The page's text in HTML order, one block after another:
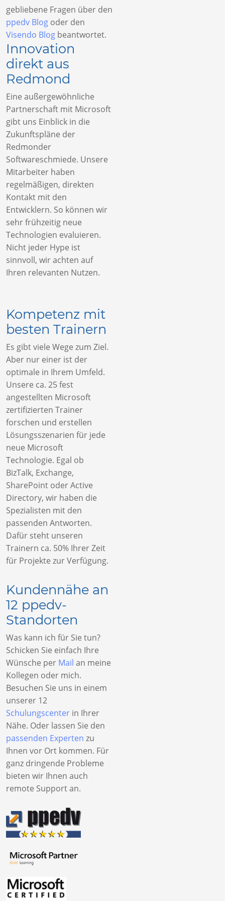
gebliebene Fragen über den
ppedv Blog oder den
Visendo Blog beantwortet.
Innovation
direkt aus
Redmond
Eine außergewöhnliche
Partnerschaft mit Microsoft
gibt uns Einblick in die
Zukunftspläne der
Redmonder
Softwareschmiede. Unsere
Mitarbeiter haben
regelmäßigen, direkten
Kontakt mit den
Entwicklern. So können wir
sehr frühzeitig neue
Technologien evaluieren.
Nicht jeder Hype ist
sinnvoll, wir achten auf
Ihren relevanten Nutzen.
Kompetenz mit
besten Trainern
Es gibt viele Wege zum Ziel.
Aber nur einer ist der
optimale in Ihrem Umfeld.
Unsere ca. 25 fest
angestellten Microsoft
zertifizierten Trainer
forschen und erstellen
Lösungsszenarien für jede
neue Microsoft
Technologie. Egal ob
BizTalk, Exchange,
SharePoint oder Active
Directory, wir haben die
Spezialisten mit den
passenden Antworten.
Dafür steht unseren
Trainern ca. 50% Ihrer Zeit
für Projekte zur Verfügung.
Kundennähe an
12 ppedv-
Standorten
Was kann ich für Sie tun?
Schicken Sie einfach Ihre
Wünsche per Mail an meine
Kollegen oder mich.
Besuchen Sie uns in einem
unserer 12
Schulungscenter in Ihrer
Nähe. Oder lassen Sie den
passenden Experten zu
Ihnen vor Ort kommen. Für
ganz dringende Probleme
bieten wir Ihnen auch
remote Support an.